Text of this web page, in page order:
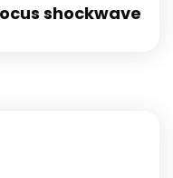
shockwave